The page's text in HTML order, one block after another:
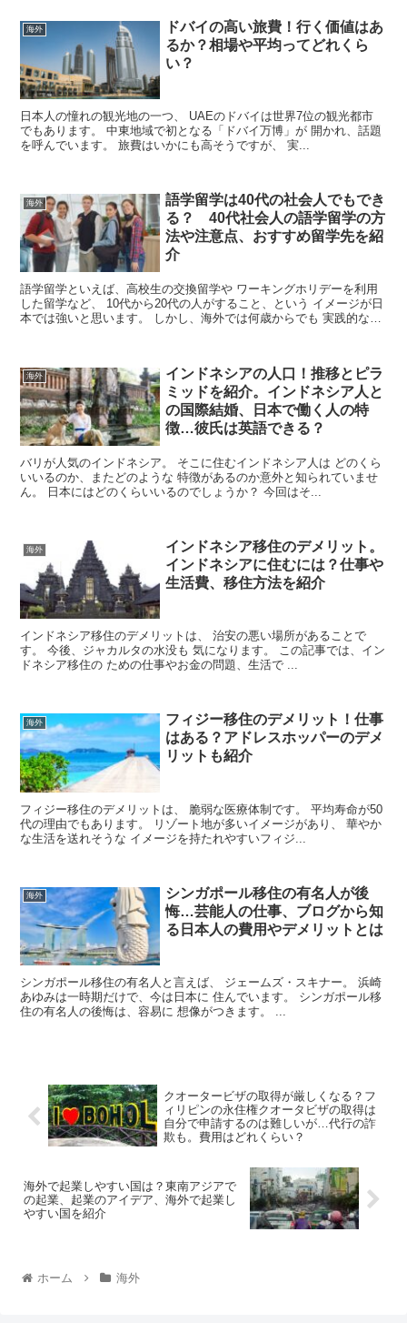
海外
ドバイの高い旅費！行く価値はあ
るか？相場や平均ってどれくら
い？
日本人の憧れの観光地の一つ、 UAEのドバイは世界7位の観光都市
でもあります。 中東地域で初となる「ドバイ万博」が 開かれ、話題
を呼んでいます。 旅費はいかにも高そうですが、 実...
海外
語学留学は40代の社会人でもでき
る？ 40代社会人の語学留学の方
法や注意点、おすすめ留学先を紹
介
語学留学といえば、高校生の交換留学や ワーキングホリデーを利用
した留学など、 10代から20代の人がすること、という イメージが日
本では強いと思います。 しかし、海外では何歳からでも 実践的な
海外
インドネシアの人口！推移とピラ
ミッドを紹介。インドネシア人と
の国際結婚、日本で働く人の特
徴…彼氏は英語できる？
バリが人気のインドネシア。 そこに住むインドネシア人は どのくら
いいるのか、またどのような 特徴があるのか意外と知られていませ
ん。 日本にはどのくらいいるのでしょうか？ 今回はそ...
海外
インドネシア移住のデメリット。
インドネシアに住むには？仕事や
生活費、移住方法を紹介
インドネシア移住のデメリットは、 治安の悪い場所があることで
す。 今後、ジャカルタの水没も 気になります。 この記事では、イン
ドネシア移住の ための仕事やお金の問題、生活で ...
海外
フィジー移住のデメリット！仕事
はある？アドレスホッパーのデメ
リットも紹介
フィジー移住のデメリットは、 脆弱な医療体制です。 平均寿命が50
代の理由でもあります。 リゾート地が多いイメージがあり、 華やか
な生活を送れそうな イメージを持たれやすいフィジ...
海外
シンガポール移住の有名人が後
悔…芸能人の仕事、ブログから知
る日本人の費用やデメリットとは
シンガポール移住の有名人と言えば、 ジェームズ・スキナー。 浜崎
あゆみは一時期だけで、今は日本に 住んでいます。 シンガポール移
住の有名人の後悔は、容易に 想像がつきます。 ...
クオータービザの取得が厳しくなる？フ
ィリピンの永住権クオータビザの取得は
自分で申請するのは難しいが…代行の詐
欺も。費用はどれくらい？
海外で起業しやすい国は？東南アジアで
の起業、起業のアイデア、海外で起業し
やすい国を紹介
ホーム 海外